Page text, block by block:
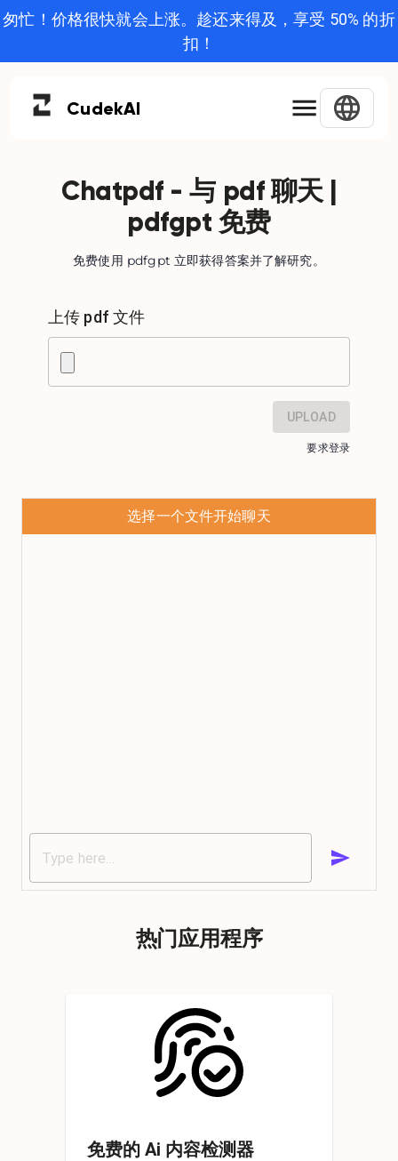
匆忙！价格很快就会上涨。趁还来得及，享受 50% 的折
扣！
CudekAI
Chatpdf - 与 pdf 聊天 |
pdfgpt 免费
免费使用 pdfgpt 立即获得答案并了解研究。
上传 pdf 文件
UPLOAD
要求登录
选择一个文件开始聊天
热门应用程序
免费的 Ai 内容检测器